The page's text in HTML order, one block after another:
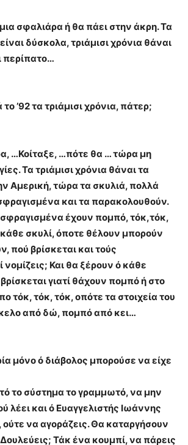
σφαλιάρα ή θα πάει στην άκρη. Τα
δύσκολα, τριάμισι χρόνια θάναι
περίπατο…
’92 τα τριάμισι χρόνια, πάτερ;
…Κοίταξε, …πότε θα … τώρα μη
Τα τριάμισι χρόνια θάναι τα
Αμερική, τώρα τα σκυλιά, πολλά
και τα παρακολουθούν.
έχουν πομπό, τόκ,τόκ,
σκυλί, όποτε θέλουν μπορούν
πού βρίσκεται και τούς
Και θα ξέρουν ό κάθε
γιατί θάχουν πομπό ή στο
τόκ, τόκ, τόκ, οπότε τα στοιχεία του
από δώ, πομπό από κει…
μόνο ό διάβολος μπορούσε να είχε
το σύστημα το γραμμωτό, να μην
λέει και ό Ευαγγελιστής Ιωάννης
να αγοράζεις. Θα καταργήσουν
Τάκ ένα κουμπί, να πάρεις